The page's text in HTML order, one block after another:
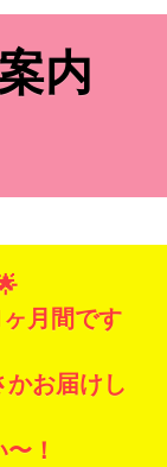
内
月間です
お届けし
！